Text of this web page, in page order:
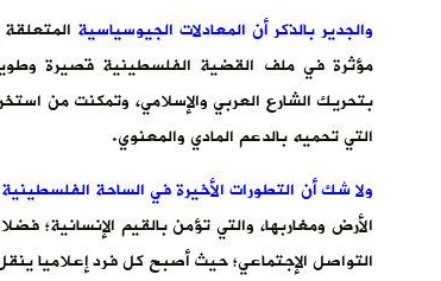
والجدير بالذكر أن المعادلات الجيوسياسية
مؤثرة في ملف القضية الفلسطينية قصيرة
بتحريك الشارع العربي والإسلامي، وتمكنت من
التي تحميه بالدعم المادي والمعنوي.
ولا شك أن التطورات الأخيرة في الساحة الفلسطينية
الأرض ومغاربها، والتي تؤمن بالقيم الإنسانية؛
التواصل الإجتماعي؛ حيث أصبح كل فرد إعلاميا